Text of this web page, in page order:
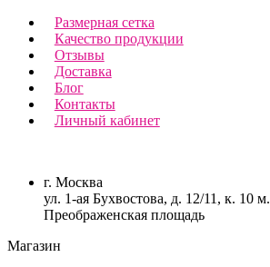
Размерная сетка
Качество продукции
Отзывы
Доставка
Блог
Контакты
Личный кабинет
г. Москва
ул. 1-ая Бухвостова, д. 12/11, к. 10 м.
Преображенская площадь
Магазин